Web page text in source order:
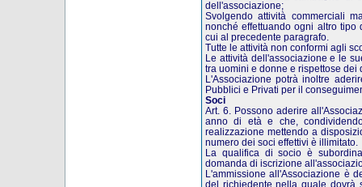
dell'associazione;
Svolgendo attività commerciali
nonché effettuando ogni altro
cui al precedente paragrafo.
Tutte le attività non conformi agli
Le attività dell'associazione e le
tra uomini e donne e rispettose
L'Associazione potrà inoltre
Pubblici e Privati per il
Soci
Art. 6. Possono aderire
anno di età e che,
realizzazione mettendo a
numero dei soci effettivi è illimitato.
La qualifica di socio è
domanda di iscrizione
L'ammissione all'Associazione è
del richiedente nella quale dovrà